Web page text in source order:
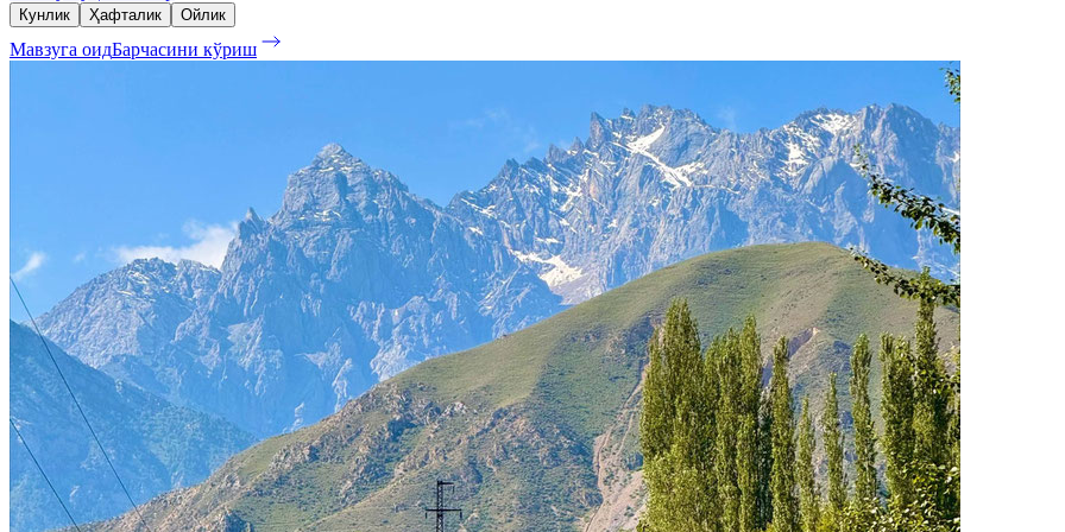
Кунлик Ҳафталик Ойлик
Мавзуга оидБарчасини кўриш